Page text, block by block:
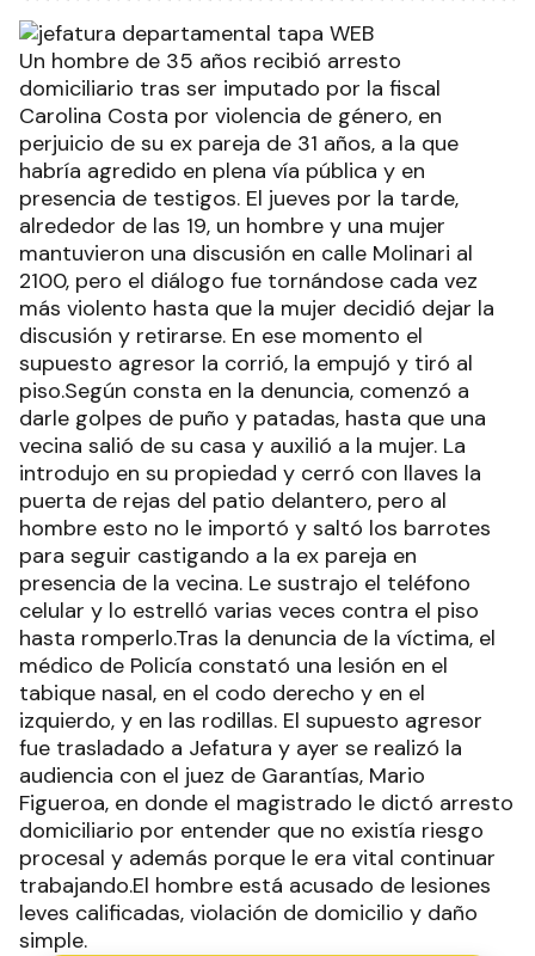
Un hombre de 35 años recibió arresto
domiciliario tras ser imputado por la fiscal
Carolina Costa por violencia de género, en
perjuicio de su ex pareja de 31 años, a la que
habría agredido en plena vía pública y en
presencia de testigos. El jueves por la tarde,
alrededor de las 19, un hombre y una mujer
mantuvieron una discusión en calle Molinari al
2100, pero el diálogo fue tornándose cada vez
más violento hasta que la mujer decidió dejar la
discusión y retirarse. En ese momento el
supuesto agresor la corrió, la empujó y tiró al
piso.Según consta en la denuncia, comenzó a
darle golpes de puño y patadas, hasta que una
vecina salió de su casa y auxilió a la mujer. La
introdujo en su propiedad y cerró con llaves la
puerta de rejas del patio delantero, pero al
hombre esto no le importó y saltó los barrotes
para seguir castigando a la ex pareja en
presencia de la vecina. Le sustrajo el teléfono
celular y lo estrelló varias veces contra el piso
hasta romperlo.Tras la denuncia de la víctima, el
médico de Policía constató una lesión en el
tabique nasal, en el codo derecho y en el
izquierdo, y en las rodillas. El supuesto agresor
fue trasladado a Jefatura y ayer se realizó la
audiencia con el juez de Garantías, Mario
Figueroa, en donde el magistrado le dictó arresto
domiciliario por entender que no existía riesgo
procesal y además porque le era vital continuar
trabajando.El hombre está acusado de lesiones
leves calificadas, violación de domicilio y daño
simple.